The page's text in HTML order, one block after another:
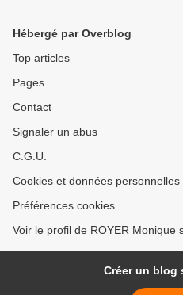
Hébergé par Overblog
Top articles
Pages
Contact
Signaler un abus
C.G.U.
Cookies et données personnelles
Préférences cookies
Voir le profil de ROYER Monique
Créer un blog